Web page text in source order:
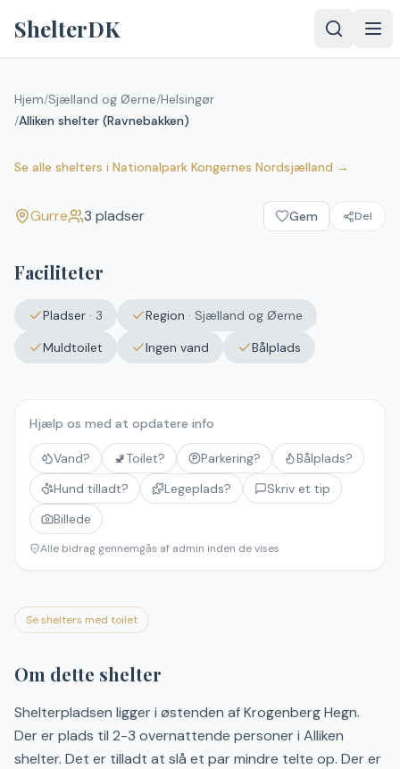
ShelterDK
Hjem/Sjælland og Øerne/Helsingør
/Alliken shelter (Ravnebakken)
Se alle shelters i Nationalpark Kongernes Nordsjælland →
Alliken shelter (Ravnebakken)
Gurre
Gurre 3 pladser Gem Del
Faciliteter
Pladser · 3 Region · Sjælland og Øerne
Muldtoilet
Ingen vand Bålplads
Hjælp os med at opdatere info
Vand? 🚽Toilet? Parkering?
Bålplads?
Hund tilladt?
Legeplads?
Skriv et tip
Billede
Alle bidrag gennemgås af admin inden de vises
Se shelters med toilet
Om dette shelter
Shelterpladsen ligger i østenden af Krogenberg Hegn.
Der er plads til 2-3 overnattende personer i Alliken
shelter. Det er tilladt at slå et par mindre telte op. Der er